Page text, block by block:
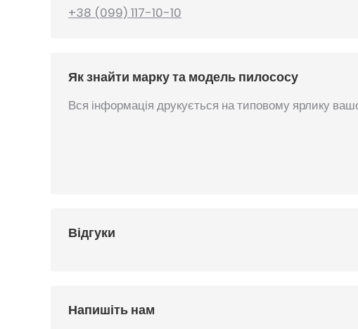
+38 (099) 117-10-10
Як знайти марку та модель пилососу
Вся інформація друкується на типовому ярлику
Відгуки
Напишіть нам